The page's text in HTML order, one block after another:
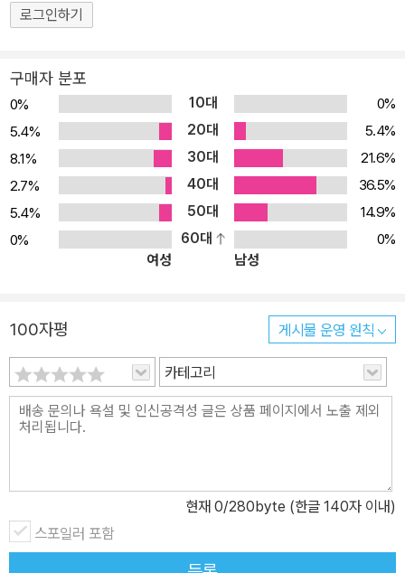
로그인하기
구매자 분포
0% 10대
0%
5.4%
20대
5.4%
8.1%
30대
21.6%
2.7%
40대
36.5%
5.4%
50대
14.9%
0%
60대
0%
여성
남성
100자평 게시물 운영 원칙
카테고리
현재 0/280byte (한글 140자 이내)
스포일러 포함